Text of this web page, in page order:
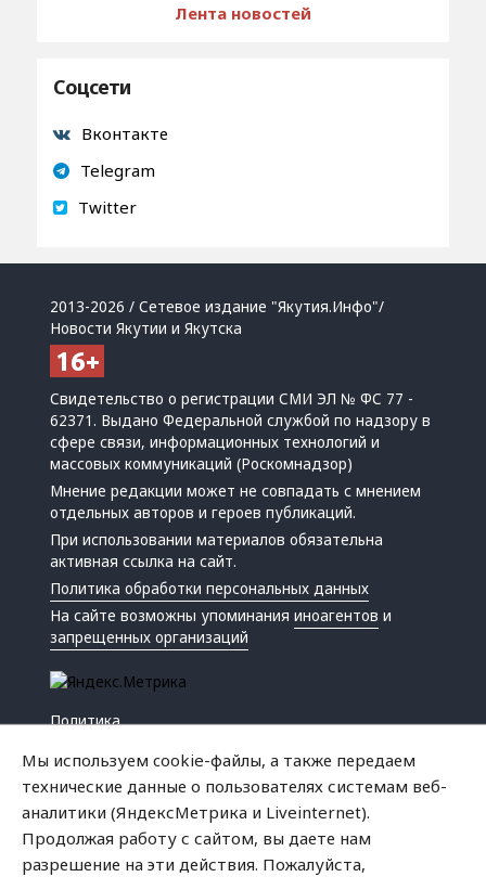
Лента новостей
Соцсети
Вконтакте
Telegram
Twitter
2013-2026 / Сетевое издание "Якутия.Инфо"/
Новости Якутии и Якутска
Свидетельство о регистрации СМИ ЭЛ № ФС 77 -
62371. Выдано Федеральной службой по надзору в
сфере связи, информационных технологий и
массовых коммуникаций (Роскомнадзор)
Мнение редакции может не совпадать с мнением
отдельных авторов и героев публикаций.
При использовании материалов обязательна
активная ссылка на сайт.
Политика обработки персональных данных
На сайте возможны упоминанияиноагентов и
запрещенных организаций
Политика
Мы используем cookie-файлы, а также передаем
технические данные о пользователях системам веб-
аналитики (ЯндексМетрика и Liveinternet).
Продолжая работу с сайтом, вы даете нам
разрешение на эти действия. Пожалуйста,